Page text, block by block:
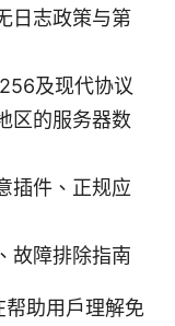
日志政策与第
及现代协议
区的服务器数
插件、正规应
故障排除指南
帮助用户理解免